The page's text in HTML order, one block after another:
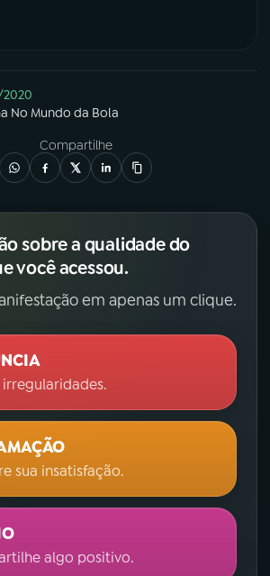
No Mundo da Bola
Compartilhe
sobre a qualidade do
você acessou.
em apenas um clique.
irregularidades.
sua insatisfação.
algo positivo.